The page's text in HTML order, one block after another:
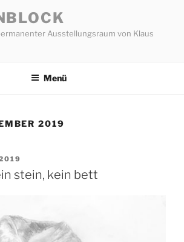
Ausstellungsraum von Klaus
Menü
2019
stein, kein bett